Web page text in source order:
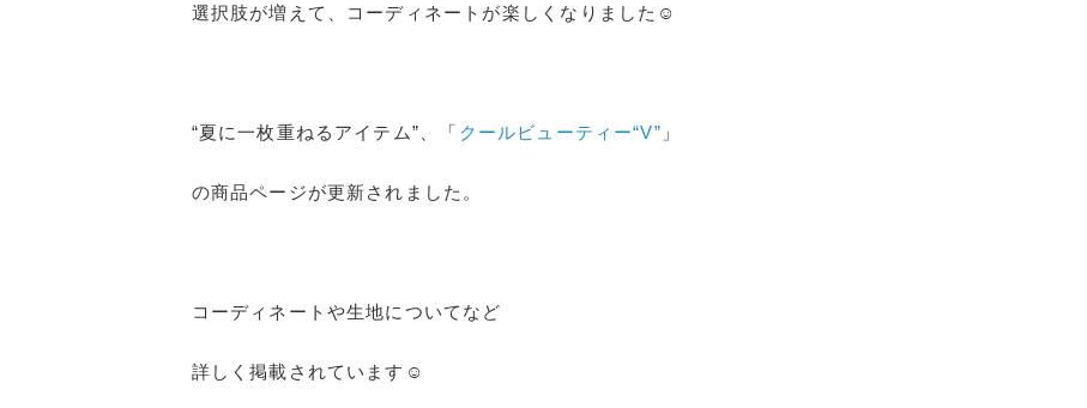
選択肢が増えて、コーディネートが楽しくなりました☺
“夏に一枚重ねるアイテム”、「 クールビューティー“V” 」
の商品ページが更新されました。
コーディネートや生地についてなど
詳しく掲載されています☺